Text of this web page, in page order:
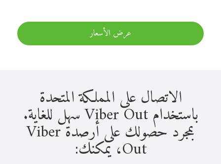
عرض الأسعار
الاتصال على المملكة المتحدة
باستخدام Viber Out سهل للغاية.
بمجرد حصولك على أرصدة Viber
Out، يمكنك: